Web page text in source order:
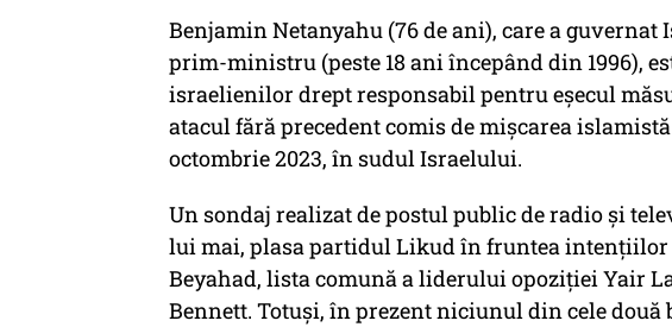
Benjamin Netanyahu (76 de ani), care a
prim-ministru (peste 18 ani începând din 1996),
israelienilor drept responsabil pentru eşecul
atacul fără precedent comis de mişcarea
octombrie 2023, în sudul Israelului.
Un sondaj realizat de postul public de radio şi
lui mai, plasa partidul Likud în fruntea intenţiilor
Beyahad, lista comună a liderului opoziţiei Yair
Bennett. Totuşi, în prezent niciunul din cele